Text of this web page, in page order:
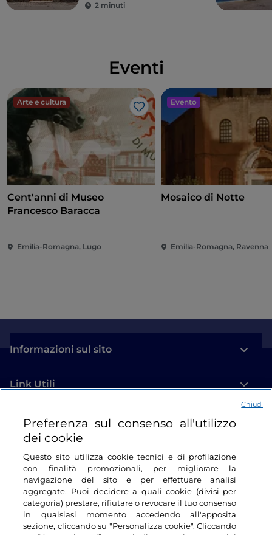
2 minuti
Eventi
Arte e cultura
Like
Cent'anni di Museo
Francesco Baracca
Emilia-Romagna, Lugo
Evento
Mosaico di Notte
Emilia-Romagna, Ravenna
Informazioni sul sito
Link Utili
Login
Restiamo in contatto
Preferenza sul consenso all'utilizzo
dei cookie
Questo sito utilizza cookie tecnici e di profilazione
con finalità promozionali, per migliorare la
navigazione del sito e per effettuare analisi
aggregate. Puoi decidere a quali cookie (divisi per
categoria) prestare, rifiutare o revocare il tuo consenso
in qualsiasi momento accedendo all'apposita
sezione, cliccando su "Personalizza cookie". Cliccando
Chiudi